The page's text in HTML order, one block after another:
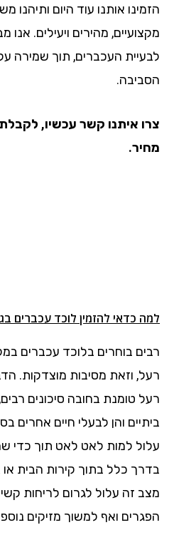
הזמינו אותנו עוד היום ותיהנו
מקצועיים, מהירים ויעילים.
לבעיית העכברים, תוך שמירה
הסביבה.
צרו איתנו קשר עכשיו,
מחיר.
למה כדאי להזמין לוכד עכברים
רבים בוחרים בלוכד עכברים
רעל, וזאת מסיבות מוצדקות.
רעל טומנת בחובה סיכונים
ביתיים והן לבעלי חיים אחרים
עלול למות לאט לאט תוך כדי
בדרך כלל בתוך קירות הבית
מצב זה עלול לגרום לריחות
הפגרים ואף למשוך מזיקים